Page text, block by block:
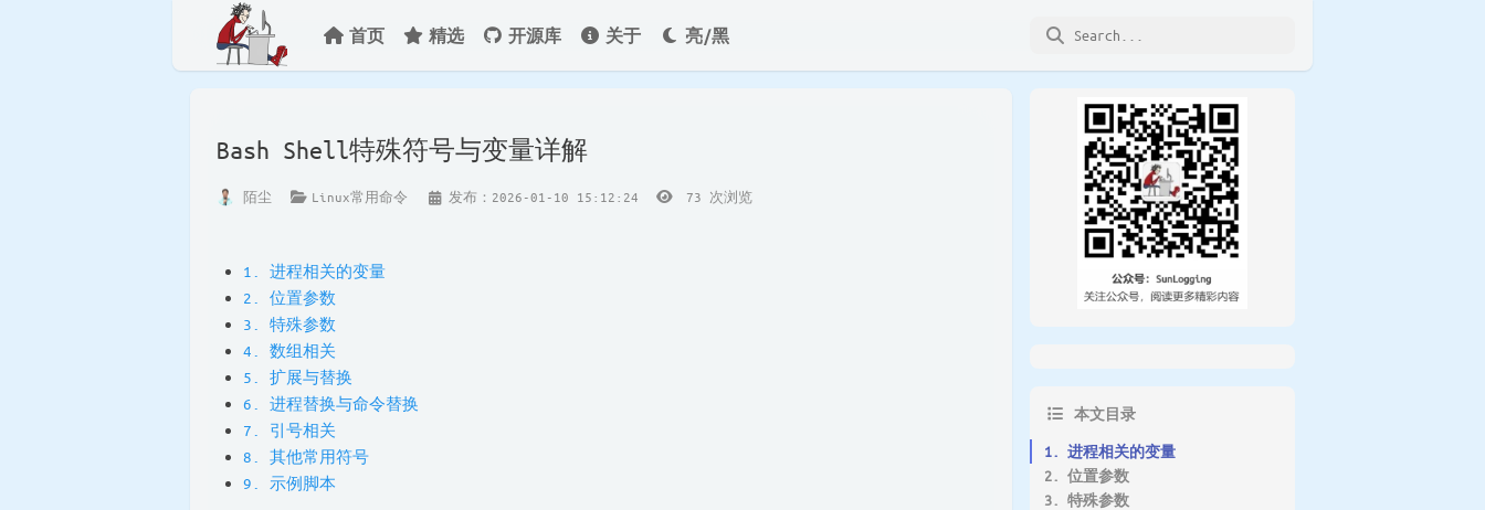
首页 精选 开源库 关于 亮/黑
Bash Shell特殊符号与变量详解
陌尘 Linux常用命令 发布：2026-01-10 15:12:24 73 次浏览
1. 进程相关的变量
2. 位置参数
3. 特殊参数
4. 数组相关
5. 扩展与替换
6. 进程替换与命令替换
7. 引号相关
8. 其他常用符号
9. 示例脚本
本文目录
1. 进程相关的变量
2. 位置参数
3. 特殊参数